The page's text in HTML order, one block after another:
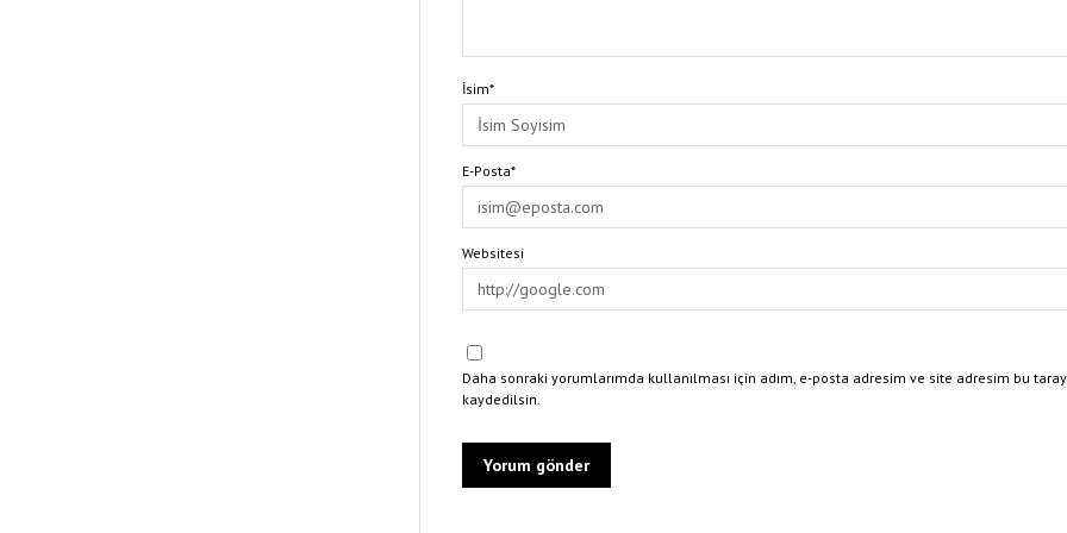
İsim*
E-Posta*
Websitesi
Daha sonraki yorumlarımda kullanılması için adım, e-posta adresim ve site adresim bu
kaydedilsin.